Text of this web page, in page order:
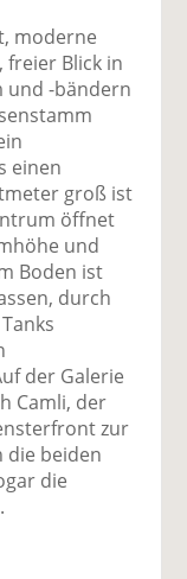
moderne
freier Blick in
und -bändern
einen
groß ist
öffnet
und
Boden ist
durch
der Galerie
Camli, der
zur
die beiden
die